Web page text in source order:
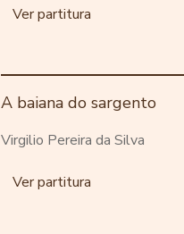
Ver partitura
A baiana do sargento
Virgilio Pereira da Silva
Ver partitura